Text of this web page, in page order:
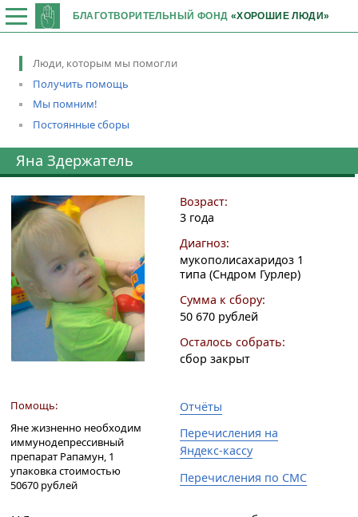
БЛАГОТВОРИТЕЛЬНЫЙ ФОНД «ХОРОШИЕ ЛЮДИ»
Люди, которым мы помогли
Получить помощь
Мы помним!
Постоянные сборы
Яна Здержатель
Возраст:
3 года
Диагноз:
мукополисахаридоз 1
типа (Сндром Гурлер)
Сумма к сбору:
50 670 рублей
Осталось собрать:
сбор закрыт
Помощь:
Яне жизненно необходим
иммунодепрессивный
препарат Рапамун, 1
упаковка стоимостью
50670 рублей
Отчёты
Перечисления на
Яндекс-кассу
Перечисления по СМС